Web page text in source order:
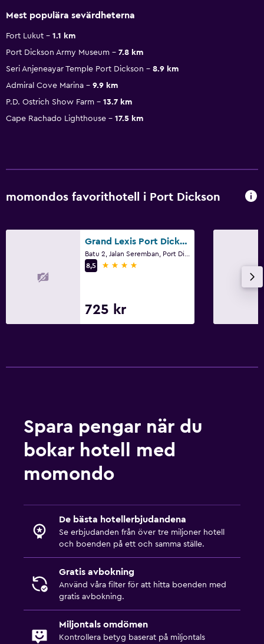
Mest populära sevärdheterna
Fort Lukut
1.1 km
Port Dickson Army Museum
7.8 km
Seri Anjeneayar Temple Port Dickson
8.9 km
Admiral Cove Marina
9.9 km
P.D. Ostrich Show Farm
13.7 km
Cape Rachado Lighthouse
17.5 km
momondos favorithotell i Port Dickson
Grand Lexis Port Dickson
8,5
4 stjärnor
725 kr
Spara pengar när du
bokar hotell med
momondo
De bästa hotellerbjudandena
Se erbjudanden från över tre miljoner hotell
och boenden på ett och samma ställe.
Gratis avbokning
Använd våra filter för att hitta boenden med
gratis avbokning.
Miljontals omdömen
Kontrollera betyg baserat på miljontals